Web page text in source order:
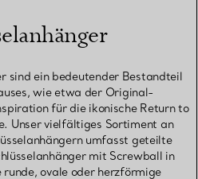
sind ein bedeutender Bestandteil
wie etwa der Original-
für die ikonische Return to
Unser vielfältiges Sortiment an
umfasst geteilte
mit Screwball in
runde, ovale oder herzförmige